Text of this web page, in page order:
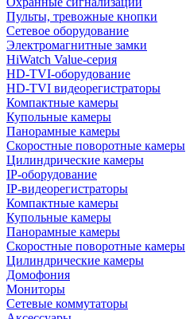
Пульты, тревожные кнопки
Сетевое оборудование
Электромагнитные замки
HiWatch Value-серия
HD-TVI-оборудование
HD-TVI видеорегистраторы
Компактные камеры
Купольные камеры
Панорамные камеры
Скоростные поворотные камеры
Цилиндрические камеры
IP-оборудование
IP-видеорегистраторы
Компактные камеры
Купольные камеры
Панорамные камеры
Скоростные поворотные камеры
Цилиндрические камеры
Домофония
Мониторы
Сетевые коммутаторы